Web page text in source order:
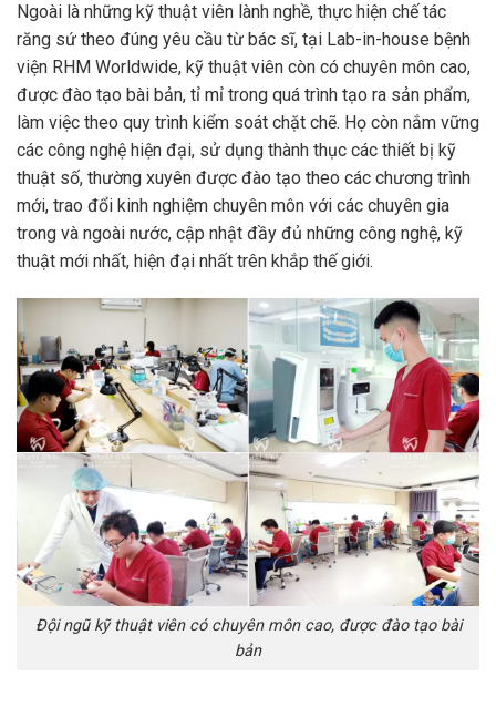
Ngoài là những kỹ thuật viên lành nghề, thực hiện chế tác
răng sứ theo đúng yêu cầu từ bác sĩ, tại Lab-in-house bệnh
viện RHM Worldwide, kỹ thuật viên còn có chuyên môn cao,
được đào tạo bài bản, tỉ mỉ trong quá trình tạo ra sản phẩm,
làm việc theo quy trình kiểm soát chặt chẽ. Họ còn nắm vững
các công nghệ hiện đại, sử dụng thành thục các thiết bị kỹ
thuật số, thường xuyên được đào tạo theo các chương trình
mới, trao đổi kinh nghiệm chuyên môn với các chuyên gia
trong và ngoài nước, cập nhật đầy đủ những công nghệ, kỹ
thuật mới nhất, hiện đại nhất trên khắp thế giới.
Đội ngũ kỹ thuật viên có chuyên môn cao, được đào tạo bài
bản